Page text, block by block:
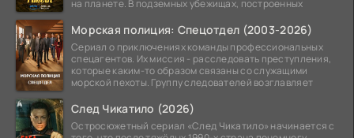
на планете. В подземных убежищах, построенных
Морская полиция: Спецотдел (2003-2026)
Сериал о приключениях команды профессиональных
спецагентов. Их миссия - расследовать преступления,
которые каким-то образом связаны со служащими
морской пехоты. Группу следователей возглавляет
След Чикатило (2026)
Остросюжетный сериал «След Чикатило» начинается с